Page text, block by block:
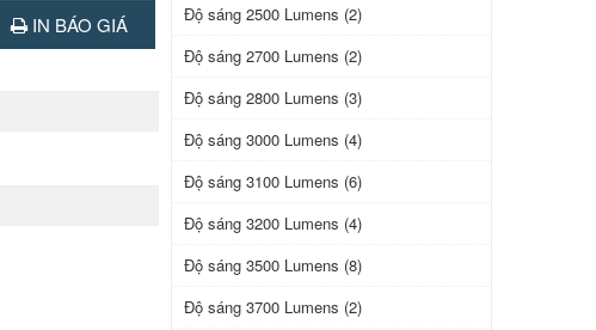
IN BÁO GIÁ
Độ sáng 2500 Lumens (2)
Độ sáng 2700 Lumens (2)
Độ sáng 2800 Lumens (3)
Độ sáng 3000 Lumens (4)
Độ sáng 3100 Lumens (6)
Độ sáng 3200 Lumens (4)
Độ sáng 3500 Lumens (8)
Độ sáng 3700 Lumens (2)